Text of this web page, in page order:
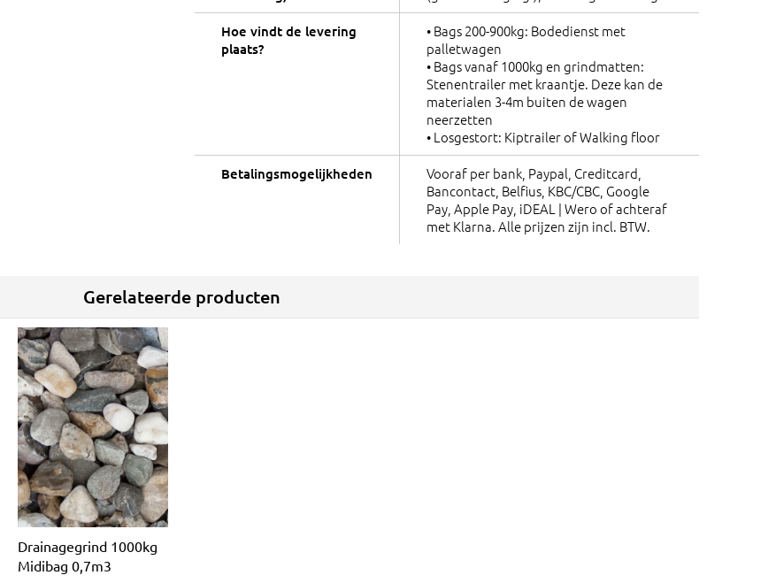
Hoe vindt de levering
plaats?
• Bags 200-900kg: Bodedienst met
palletwagen
• Bags vanaf 1000kg en grindmatten:
Stenentrailer met kraantje. Deze kan de
materialen 3-4m buiten de wagen
neerzetten
• Losgestort: Kiptrailer of Walking floor
Betalingsmogelijkheden
Vooraf per bank, Paypal, Creditcard,
Bancontact, Belfius, KBC/CBC, Google
Pay, Apple Pay, iDEAL | Wero of achteraf
met Klarna. Alle prijzen zijn incl. BTW.
Gerelateerde producten
Drainagegrind 1000kg
Midibag 0,7m3